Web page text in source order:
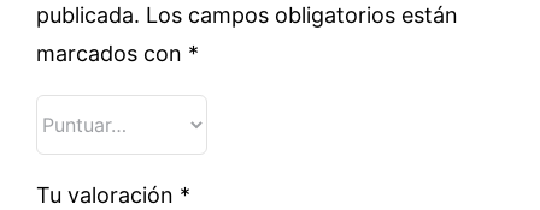
publicada. Los campos obligatorios están
marcados con *
Tu valoración *